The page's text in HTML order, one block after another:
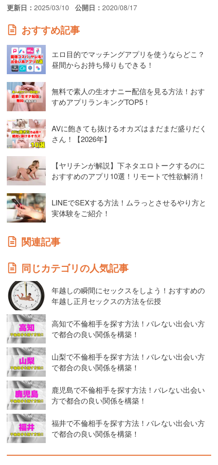
更新日 2025/03/10 公開日 2020/08/17
おすすめ記事
エロ目的でマッチングアプリを使うならどこ？
昼間からお持ち帰りもできる！
無料で素人の生オナニー配信を見る方法！おす
すめアプリランキングTOP5！
AVに飽きても抜けるオカズはまだまだ盛りだく
さん！【2026年】
【ヤリチンが解説】下ネタエロトークするのに
おすすめのアプリ10選！リモートで性欲解消！
LINEでSEXする方法！ムラっとさせるやり方と
実体験をご紹介！
関連記事
同じカテゴリの人気記事
年越しの瞬間にセックスをしよう！おすすめの
年越し正月セックスの方法を伝授
高知で不倫相手を探す方法！バレない出会い方
で都合の良い関係を構築！
山梨で不倫相手を探す方法！バレない出会い方
で都合の良い関係を構築！
鹿児島で不倫相手を探す方法！バレない出会い
方で都合の良い関係を構築！
福井で不倫相手を探す方法！バレない出会い方
で都合の良い関係を構築！